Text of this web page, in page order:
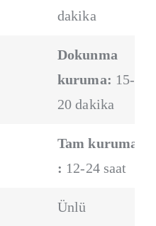
dakika
Dokunma
kuruma: 15-
20 dakika
Tam kuruma
: 12-24 saat
Ünlü